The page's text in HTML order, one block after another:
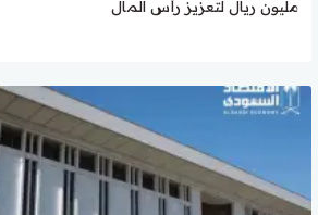
مليون ريال لتعزيز رأس المال